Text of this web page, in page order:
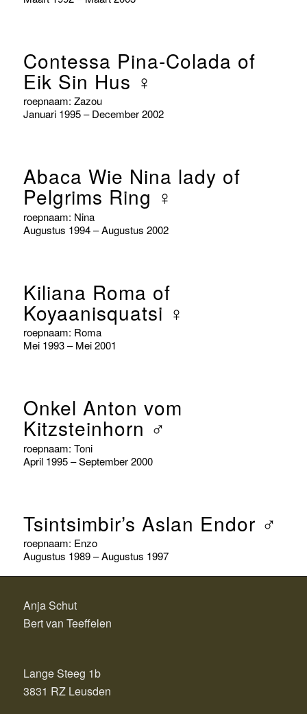
Contessa Pina-Colada of
Eik Sin Hus ♀
roepnaam: Zazou
Januari 1995 – December 2002
Abaca Wie Nina lady of
Pelgrims Ring ♀
roepnaam: Nina
Augustus 1994 – Augustus 2002
Kiliana Roma of
Koyaanisquatsi ♀
roepnaam: Roma
Mei 1993 – Mei 2001
Onkel Anton vom
Kitzsteinhorn ♂
roepnaam: Toni
April 1995 – September 2000
Tsintsimbir’s Aslan Endor ♂
roepnaam: Enzo
Augustus 1989 – Augustus 1997
Anja Schut
Bert van Teeffelen
Lange Steeg 1b
3831 RZ Leusden